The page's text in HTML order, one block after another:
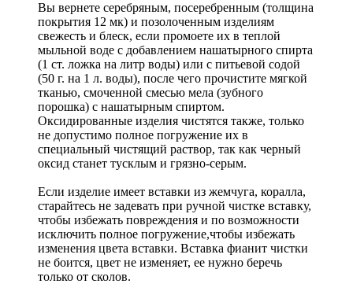
Вы вернете серебряным, посеребренным (толщина
покрытия 12 мк) и позолоченным изделиям
свежесть и блеск, если промоете их в теплой
мыльной воде с добавлением нашатырного спирта
(1 ст. ложка на литр воды) или с питьевой содой
(50 г. на 1 л. воды), после чего прочистите мягкой
тканью, смоченной смесью мела (зубного
порошка) с нашатырным спиртом.
Оксидированные изделия чистятся также, только
не допустимо полное погружение их в
специальный чистящий раствор, так как черный
оксид станет тусклым и грязно-серым.
Если изделие имеет вставки из жемчуга, коралла,
старайтесь не задевать при ручной чистке вставку,
чтобы избежать повреждения и по возможности
исключить полное погружение,чтобы избежать
изменения цвета вставки. Вставка фианит чистки
не боится, цвет не изменяет, ее нужно беречь
только от сколов.